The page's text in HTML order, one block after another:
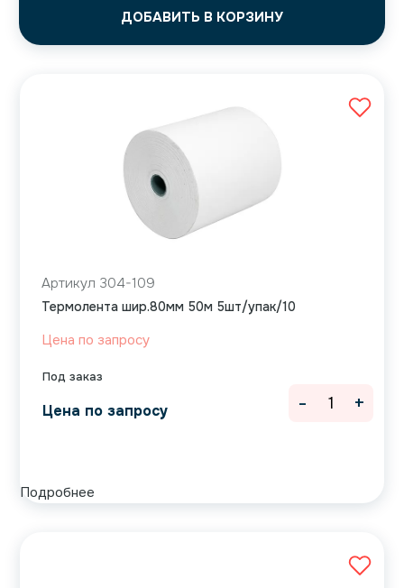
ДОБАВИТЬ В КОРЗИНУ
Под заказ
Артикул 304-109
Термолента шир.80мм 50м 5шт/упак/10
Цена по запросу
Цена по запросу
Подробнее
- +